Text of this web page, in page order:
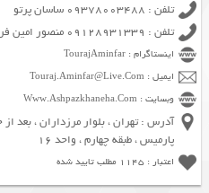
تلفن : 09378003488 ساسان پرتو
تلفن : 09128931339 منصور امین فر
اینستاگرام : TourajAminfar
ایمیل : Touraj.Aminfar@Live.Com
وبسایت : Www.Ashpazkhaneha.Com
پارمیس ، طبقه چهارم ، واحد 16
اعتبار : 1145 مطلب تایید شده